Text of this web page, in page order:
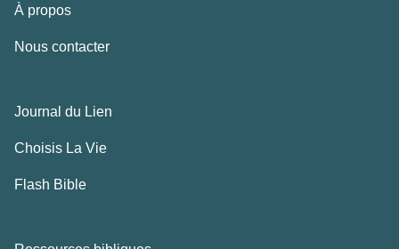
À propos
Nous contacter
Journal du Lien
Choisis La Vie
Flash Bible